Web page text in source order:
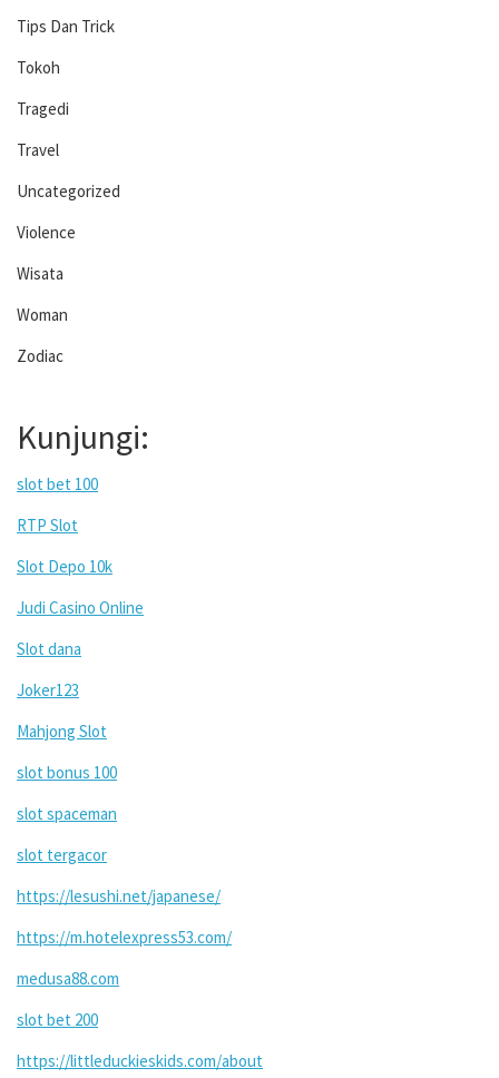
Tips Dan Trick
Tokoh
Tragedi
Travel
Uncategorized
Violence
Wisata
Woman
Zodiac
Kunjungi:
slot bet 100
RTP Slot
Slot Depo 10k
Judi Casino Online
Slot dana
Joker123
Mahjong Slot
slot bonus 100
slot spaceman
slot tergacor
https://lesushi.net/japanese/
https://m.hotelexpress53.com/
medusa88.com
slot bet 200
https://littleduckieskids.com/about